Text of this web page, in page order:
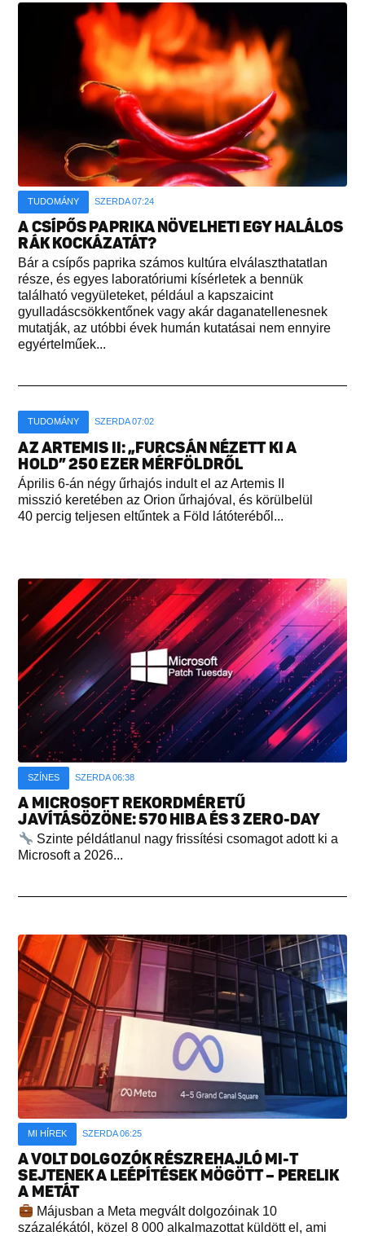
TUDOMÁNY SZERDA 07:24
A CSÍPŐS PAPRIKA NÖVELHETI EGY HALÁLOS
RÁK KOCKÁZATÁT?
Bár a csípős paprika számos kultúra elválaszthatatlan
része, és egyes laboratóriumi kísérletek a bennük
található vegyületeket, például a kapszaicint
gyulladáscsökkentőnek vagy akár daganatellenesnek
mutatják, az utóbbi évek humán kutatásai nem ennyire
egyértelműek...
TUDOMÁNY SZERDA 07:02
AZ ARTEMIS II: „FURCSÁN NÉZETT KI A
HOLD” 250 EZER MÉRFÖLDRŐL
Április 6-án négy űrhajós indult el az Artemis II
misszió keretében az Orion űrhajóval, és körülbelül
40 percig teljesen eltűntek a Föld látóteréből...
SZÍNES SZERDA 06:38
A MICROSOFT REKORDMÉRETŰ
JAVÍTÁSÖZÖNE: 570 HIBA ÉS 3 ZERO-DAY
Szinte példátlanul nagy frissítési csomagot adott ki a
Microsoft a 2026...
MI HÍREK SZERDA 06:25
A VOLT DOLGOZÓK RÉSZREHAJLÓ MI-T
SEJTENEK A LEÉPÍTÉSEK MÖGÖTT – PERELIK
A METÁT
Májusban a Meta megvált dolgozóinak 10
százalékától, közel 8 000 alkalmazottat küldött el, ami